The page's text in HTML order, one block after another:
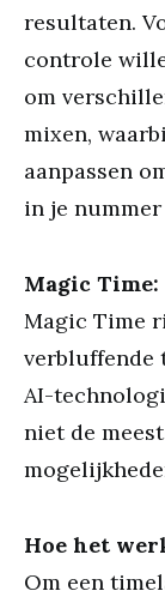
resultaten.
controle
om
mixen,
aanpassen
in je
Magic
Magic Time
verbluffende
AI-
niet de
Hoe het
Om een